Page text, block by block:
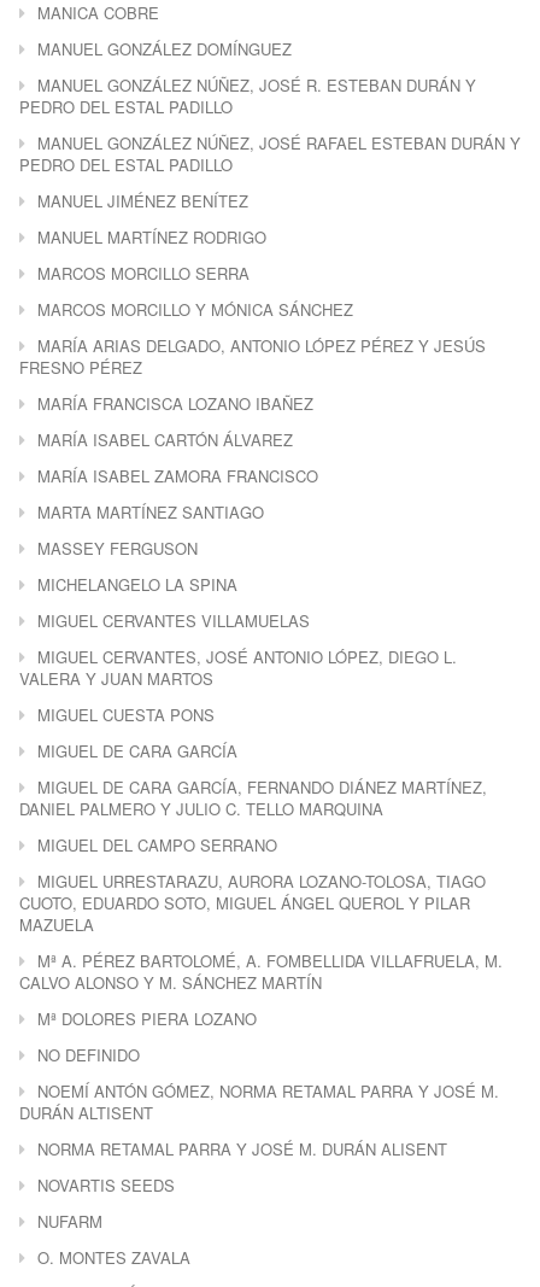
MANICA COBRE
MANUEL GONZÁLEZ DOMÍNGUEZ
MANUEL GONZÁLEZ NÚÑEZ, JOSÉ R. ESTEBAN DURÁN Y
PEDRO DEL ESTAL PADILLO
MANUEL GONZÁLEZ NÚÑEZ, JOSÉ RAFAEL ESTEBAN DURÁN Y
PEDRO DEL ESTAL PADILLO
MANUEL JIMÉNEZ BENÍTEZ
MANUEL MARTÍNEZ RODRIGO
MARCOS MORCILLO SERRA
MARCOS MORCILLO Y MÓNICA SÁNCHEZ
MARÍA ARIAS DELGADO, ANTONIO LÓPEZ PÉREZ Y JESÚS
FRESNO PÉREZ
MARÍA FRANCISCA LOZANO IBAÑEZ
MARÍA ISABEL CARTÓN ÁLVAREZ
MARÍA ISABEL ZAMORA FRANCISCO
MARTA MARTÍNEZ SANTIAGO
MASSEY FERGUSON
MICHELANGELO LA SPINA
MIGUEL CERVANTES VILLAMUELAS
MIGUEL CERVANTES, JOSÉ ANTONIO LÓPEZ, DIEGO L.
VALERA Y JUAN MARTOS
MIGUEL CUESTA PONS
MIGUEL DE CARA GARCÍA
MIGUEL DE CARA GARCÍA, FERNANDO DIÁNEZ MARTÍNEZ,
DANIEL PALMERO Y JULIO C. TELLO MARQUINA
MIGUEL DEL CAMPO SERRANO
MIGUEL URRESTARAZU, AURORA LOZANO-TOLOSA, TIAGO
CUOTO, EDUARDO SOTO, MIGUEL ÁNGEL QUEROL Y PILAR
MAZUELA
Mª A. PÉREZ BARTOLOMÉ, A. FOMBELLIDA VILLAFRUELA, M.
CALVO ALONSO Y M. SÁNCHEZ MARTÍN
Mª DOLORES PIERA LOZANO
NO DEFINIDO
NOEMÍ ANTÓN GÓMEZ, NORMA RETAMAL PARRA Y JOSÉ M.
DURÁN ALTISENT
NORMA RETAMAL PARRA Y JOSÉ M. DURÁN ALISENT
NOVARTIS SEEDS
NUFARM
O. MONTES ZAVALA